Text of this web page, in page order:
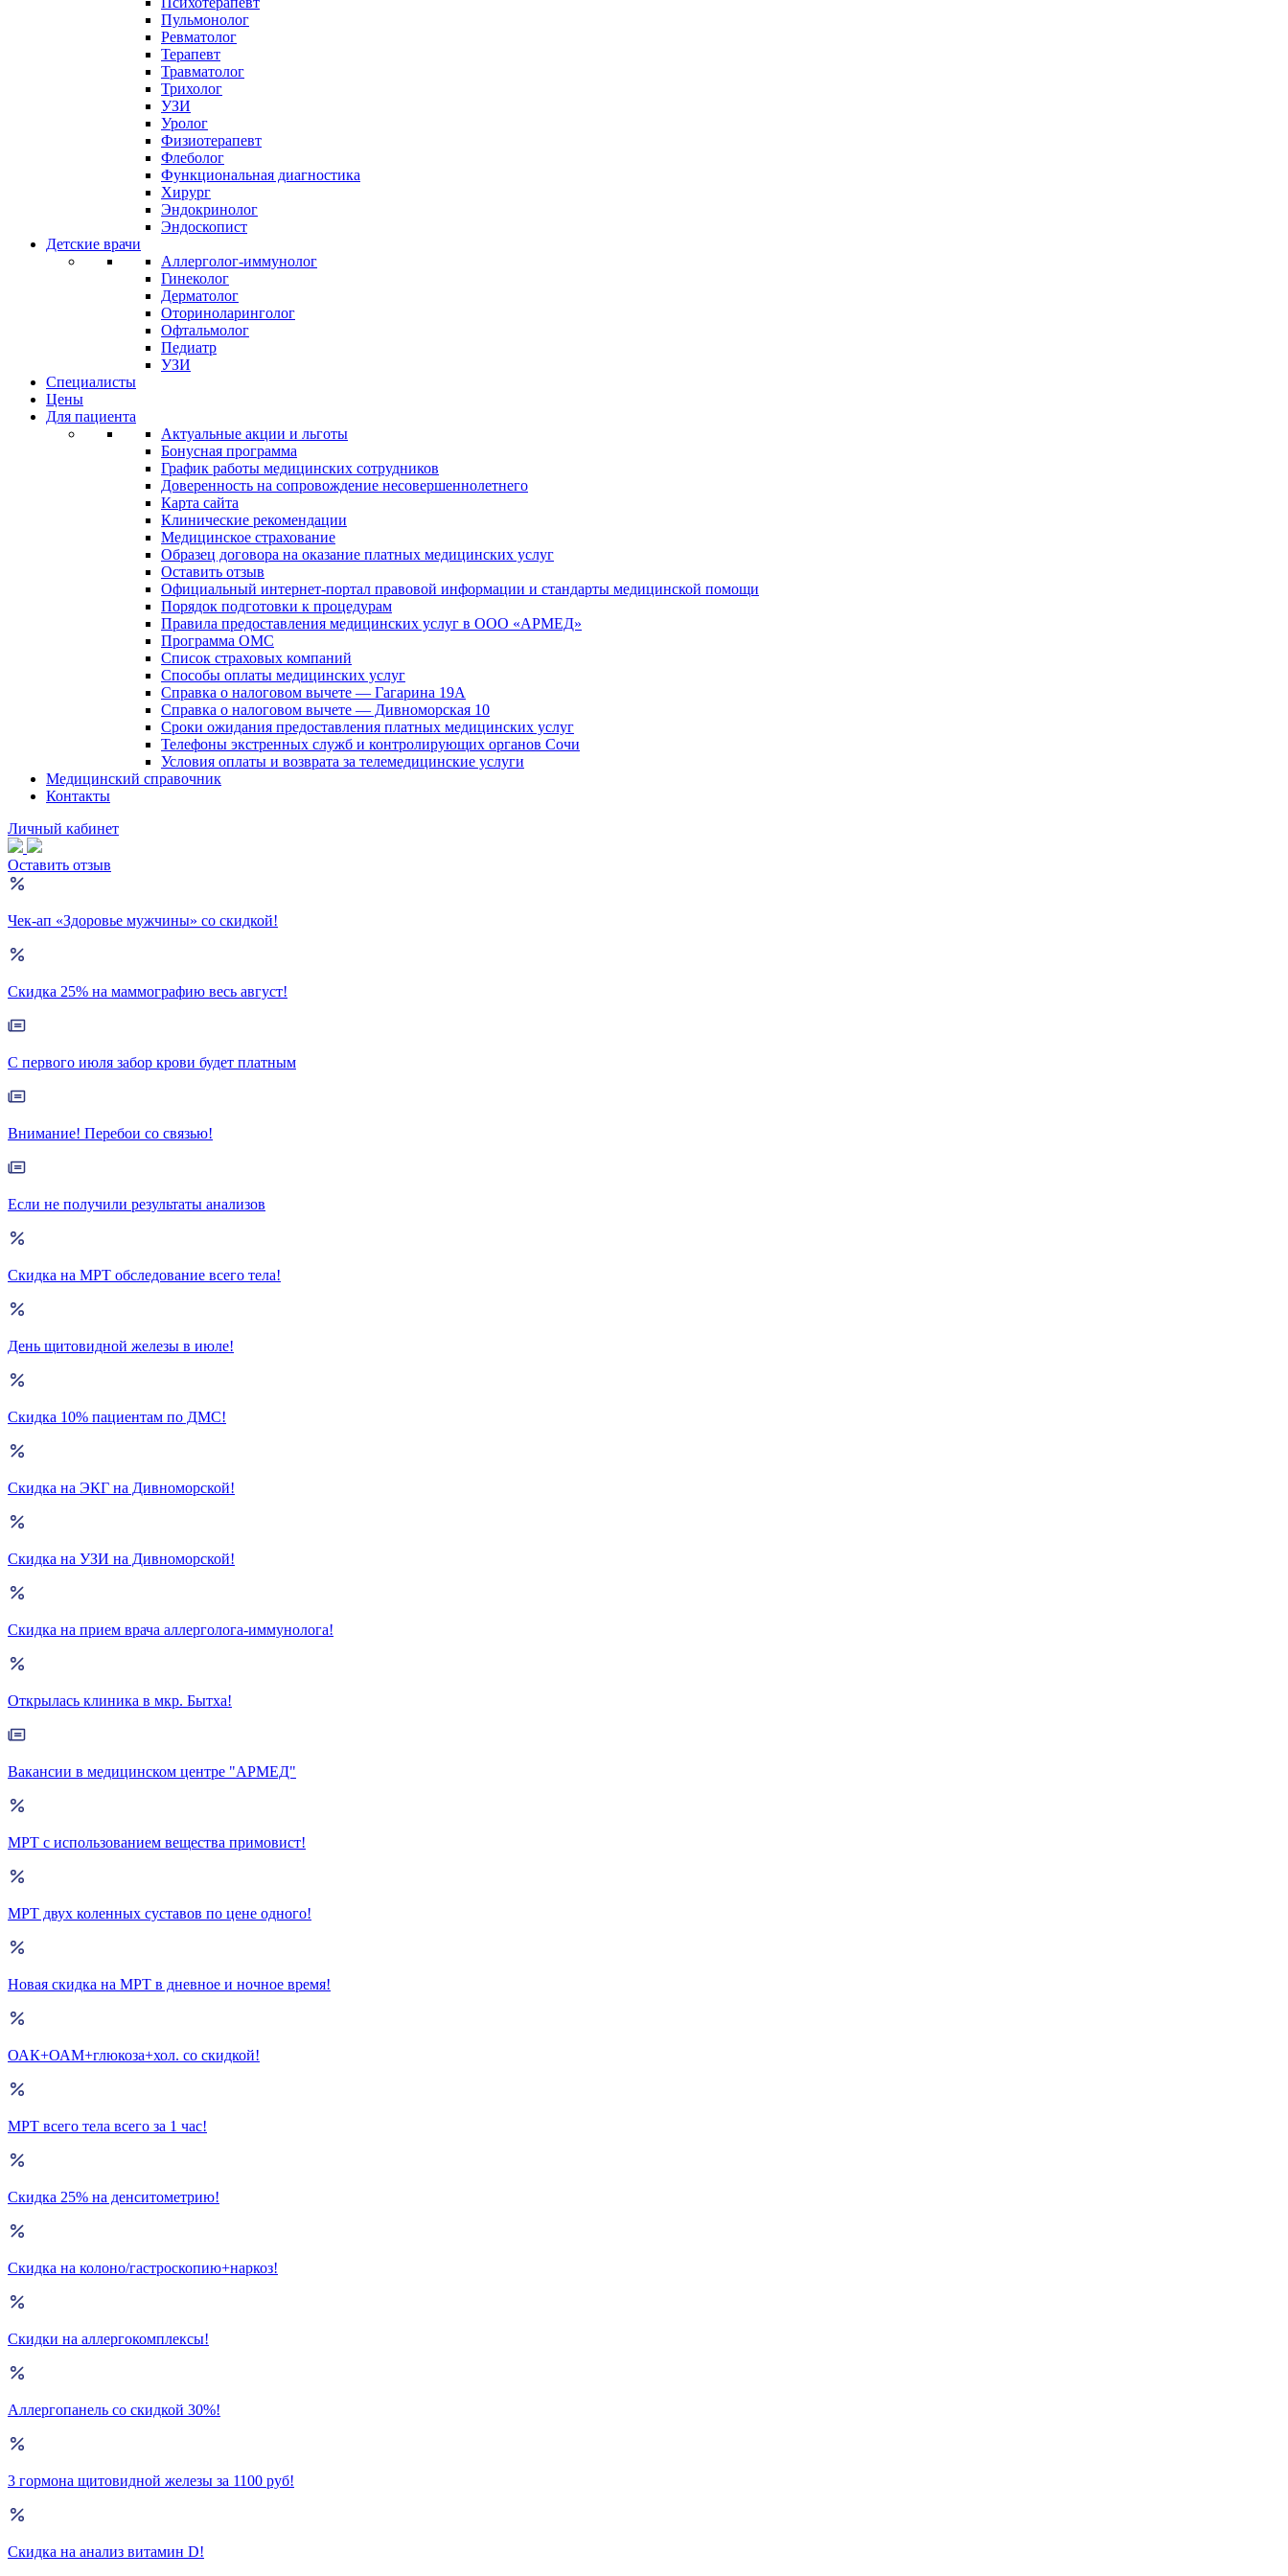
Пульмонолог
Ревматолог
Терапевт
Травматолог
Трихолог
УЗИ
Уролог
Физиотерапевт
Флеболог
Функциональная диагностика
Хирург
Эндокринолог
Эндоскопист
Детские врачи
Аллерголог-иммунолог
Гинеколог
Дерматолог
Оториноларинголог
Офтальмолог
Педиатр
УЗИ
Специалисты
Цены
Для пациента
Актуальные акции и льготы
Бонусная программа
График работы медицинских сотрудников
Доверенность на сопровождение несовершеннолетнего
Карта сайта
Клинические рекомендации
Медицинское страхование
Образец договора на оказание платных медицинских услуг
Оставить отзыв
Официальный интернет-портал правовой информации и стандарты медицинской помощи
Порядок подготовки к процедурам
Правила предоставления медицинских услуг в ООО «АРМЕД»
Программа ОМС
Список страховых компаний
Способы оплаты медицинских услуг
Справка о налоговом вычете — Гагарина 19А
Справка о налоговом вычете — Дивноморская 10
Сроки ожидания предоставления платных медицинских услуг
Телефоны экстренных служб и контролирующих органов Сочи
Условия оплаты и возврата за телемедицинские услуги
Медицинский справочник
Контакты
Личный кабинет
Оставить отзыв
Чек-ап «Здоровье мужчины» со скидкой!
Скидка 25% на маммографию весь август!
С первого июля забор крови будет платным
Внимание! Перебои со связью!
Если не получили результаты анализов
Скидка на МРТ обследование всего тела!
День щитовидной железы в июле!
Скидка 10% пациентам по ДМС!
Скидка на ЭКГ на Дивноморской!
Скидка на УЗИ на Дивноморской!
Скидка на прием врача аллерголога-иммунолога!
Открылась клиника в мкр. Бытха!
Вакансии в медицинском центре "АРМЕД"
МРТ с использованием вещества примовист!
МРТ двух коленных суставов по цене одного!
Новая скидка на МРТ в дневное и ночное время!
ОАК+ОАМ+глюкоза+хол. со скидкой!
МРТ всего тела всего за 1 час!
Скидка 25% на денситометрию!
Скидка на колоно/гастроскопию+наркоз!
Скидки на аллергокомплексы!
Аллергопанель со скидкой 30%!
3 гормона щитовидной железы за 1100 руб!
Скидка на анализ витамин D!